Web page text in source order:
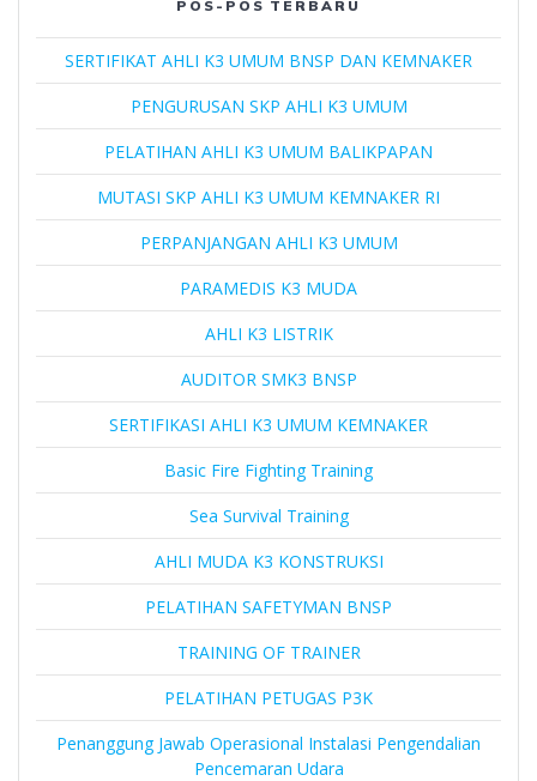
POS-POS TERBARU
SERTIFIKAT AHLI K3 UMUM BNSP DAN KEMNAKER
PENGURUSAN SKP AHLI K3 UMUM
PELATIHAN AHLI K3 UMUM BALIKPAPAN
MUTASI SKP AHLI K3 UMUM KEMNAKER RI
PERPANJANGAN AHLI K3 UMUM
PARAMEDIS K3 MUDA
AHLI K3 LISTRIK
AUDITOR SMK3 BNSP
SERTIFIKASI AHLI K3 UMUM KEMNAKER
Basic Fire Fighting Training
Sea Survival Training
AHLI MUDA K3 KONSTRUKSI
PELATIHAN SAFETYMAN BNSP
TRAINING OF TRAINER
PELATIHAN PETUGAS P3K
Penanggung Jawab Operasional Instalasi Pengendalian
Pencemaran Udara